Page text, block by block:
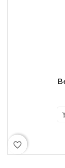
favorite_border